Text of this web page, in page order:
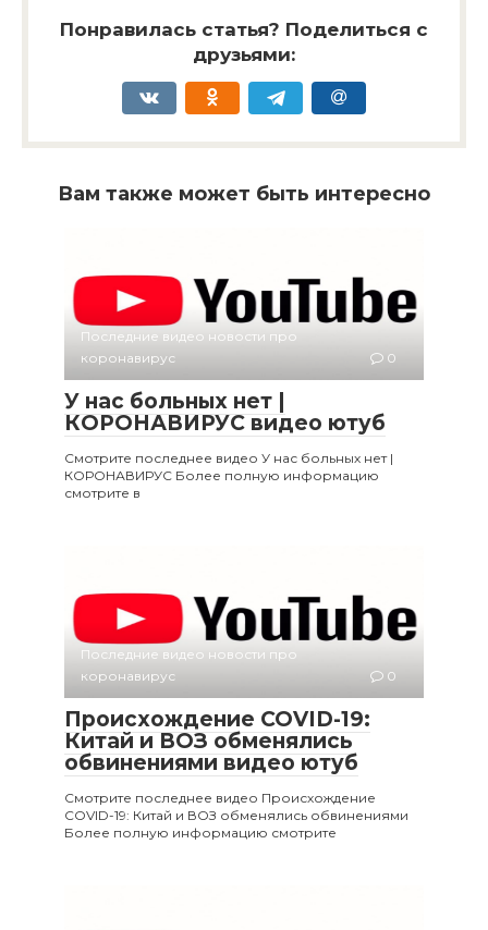
Понравилась статья? Поделиться с
друзьями:
Вам также может быть интересно
Последние видео новости про
коронавирус
0
У нас больных нет |
КОРОНАВИРУС видео ютуб
Смотрите последнее видео У нас больных нет |
КОРОНАВИРУС Более полную информацию
смотрите в
Последние видео новости про
коронавирус
0
Происхождение COVID-19:
Китай и ВОЗ обменялись
обвинениями видео ютуб
Смотрите последнее видео Происхождение
COVID-19: Китай и ВОЗ обменялись обвинениями
Более полную информацию смотрите